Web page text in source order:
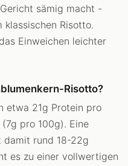
sämig macht -
Risotto.
Einweichen leichter
Risotto?
etwa 21g Protein pro
pro 100g). Eine
damit rund 18-22g
es zu einer vollwertigen